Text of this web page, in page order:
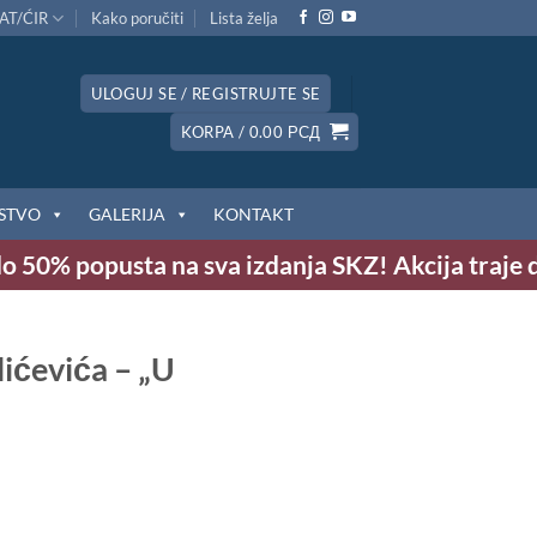
ĆIR Kako poručiti Lista želja
ULOGUJ SE / REGISTRUJTE SE
KORPA / 0.00 РСД
GALERIJA KONTAKT
popusta na sva izdanja SKZ! Akcija traje do
– „U